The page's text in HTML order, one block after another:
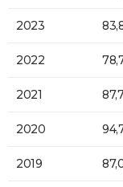
2023
2022
2021
2020
2019